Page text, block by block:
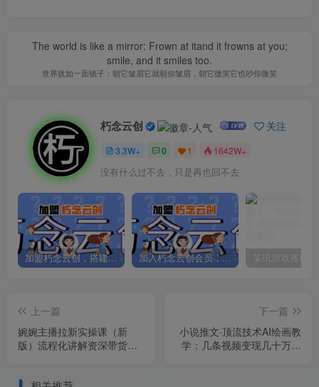
The world is like a mirror: Frown at itand it frowns at you;
smile, and it smiles too.
世界犹如一面镜子：朝它皱眉它就朝你皱眉，朝它微笑它也吵你微笑
朽念云创 关注
3.3W+ 0 1 1642W+
没有什么过不去，只是再也回不去
加盟朽念云创，搭建同款项目资源站，实现日入2000+ 加入朽念云创会员，全站资源免费学习。
上一篇
婉婉主播拉新实操课（新
版）流程化讲解资深带货主
下一篇
小说推文·顶流技术AI绘画教
学：几条视频变现几十万，